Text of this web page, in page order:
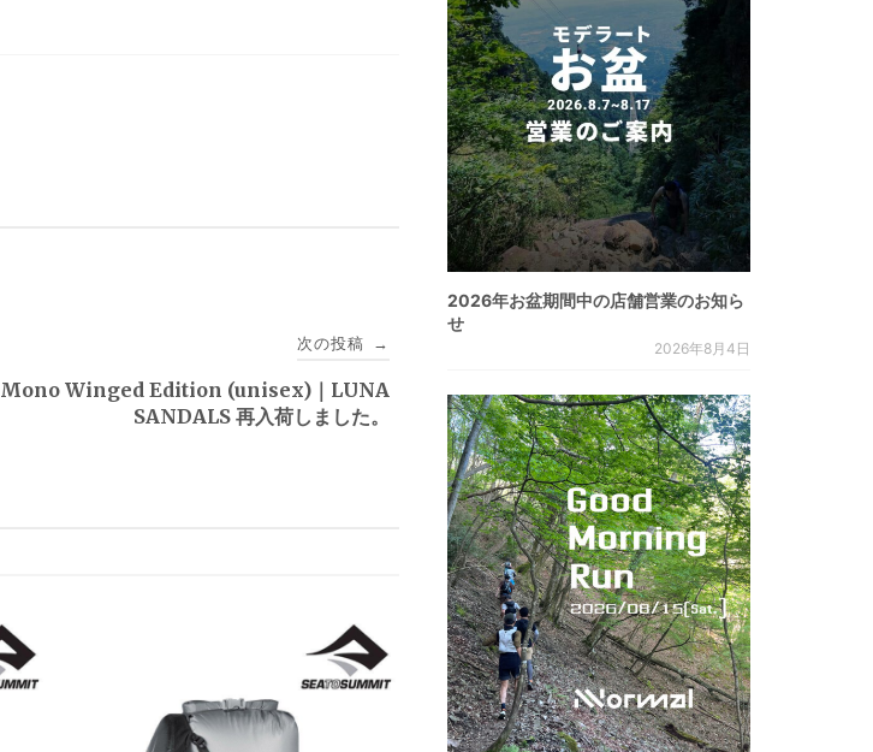
次の投稿 →
Mono Winged Edition (unisex)｜LUNA
SANDALS 再入荷しました。
2026年お盆期間中の店舗営業のお知ら
せ
2026年8月4日